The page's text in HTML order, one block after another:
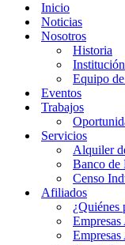
Inicio
Noticias
Nosotros
Historia
Institución
Equipo
Eventos
Trabajos
Servicios
Alquiler
Banco de
Censo
Afiliados
¿Quiénes
Empresas